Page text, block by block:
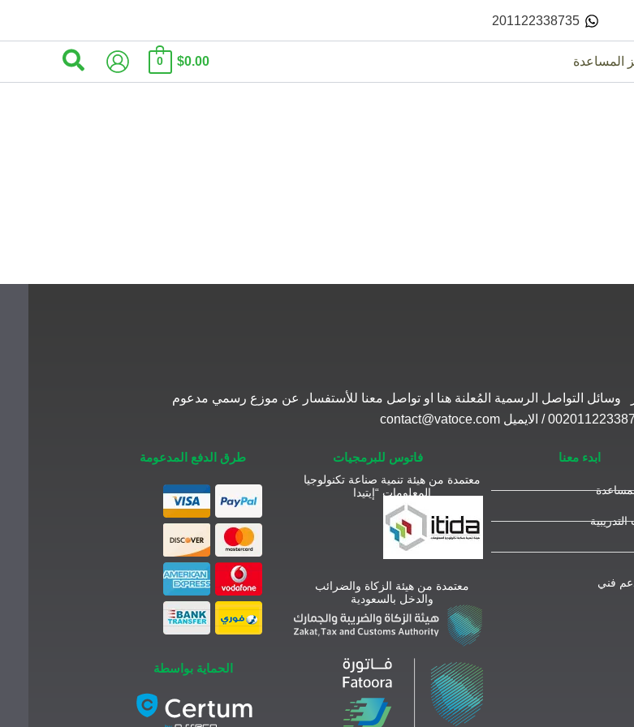
201122338735
المساعدة $0.00
0 البحث
وسائل التواصل الرسمية المُعلنة هنا او تواصل معنا للأستفسار عن موزع رسمي مدعوم
ابدء معنا
فني
فاتوس للبرمجيات
معتمدة من هيئة تنمية صناعة تكنولوجيا
المعلومات “إيتيدا
معتمدة من هيئة الزكاة والضرائب
والدخل بالسعودية
طرق الدفع المدعومة
الحماية بواسطة